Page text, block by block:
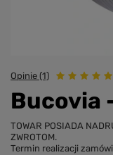
Opinie (1)
Bucovia
TOWAR POSIADA
ZWROTOM.
Termin realizacji